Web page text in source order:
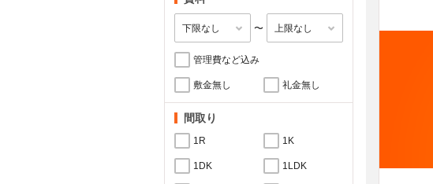
〜
管理費など込み
敷金無し 礼金無し
間取り
1R 1K
1DK 1LDK